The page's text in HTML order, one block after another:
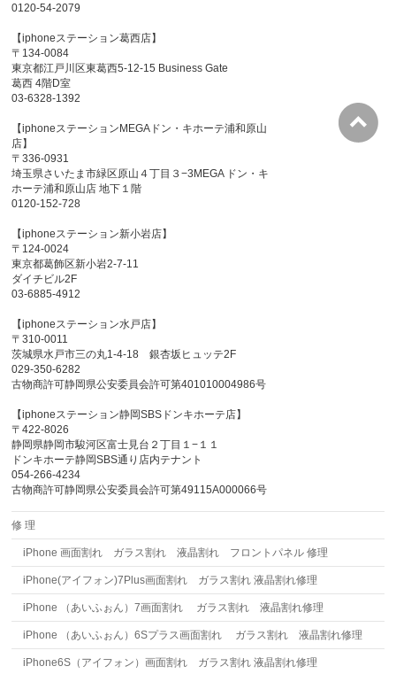
0120-54-2079
【iphoneステーション葛西店】
〒134-0084
東京都江戸川区東葛西5-12-15 Business Gate
葛西 4階D室
03-6328-1392
【iphoneステーションMEGAドン・キホーテ浦和原山
店】
〒336-0931
埼玉県さいたま市緑区原山４丁目３−3MEGA ドン・キ
ホーテ浦和原山店 地下１階
0120-152-728
【iphoneステーション新小岩店】
〒124-0024
東京都葛飾区新小岩2-7-11
ダイチビル2F
03-6885-4912
【iphoneステーション水戸店】
〒310-0011
茨城県水戸市三の丸1-4-18 銀杏坂ヒュッテ2F
029-350-6282
古物商許可静岡県公安委員会許可第401010004986号
【iphoneステーション静岡SBSドンキホーテ店】
〒422-8026
静岡県静岡市駿河区富士見台２丁目１−１１
ドンキホーテ静岡SBS通り店内テナント
054-266-4234
古物商許可静岡県公安委員会許可第49115A000066号
修 理
iPhone 画面割れ ガラス割れ 液晶割れ フロントパネル 修理
iPhone(アイフォン)7Plus画面割れ ガラス割れ 液晶割れ修理
iPhone （あいふぉん）7画面割れ ガラス割れ 液晶割れ修理
iPhone （あいふぉん）6Sプラス画面割れ ガラス割れ 液晶割れ修理
iPhone6S（アイフォン）画面割れ ガラス割れ 液晶割れ修理